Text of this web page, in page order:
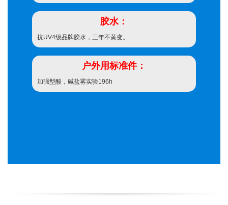
胶水：
抗UV4级品牌胶水，三年不黄变。
户外用标准件：
加强型酸，碱盐雾实验196h